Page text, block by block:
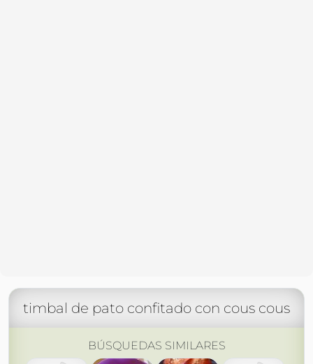
timbal de pato confitado con cous cous
BÚSQUEDAS SIMILARES